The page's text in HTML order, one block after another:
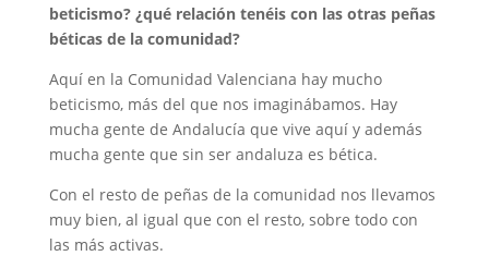
beticismo? ¿qué relación tenéis con las otras peñas
béticas de la comunidad?
Aquí en la Comunidad Valenciana hay mucho
beticismo, más del que nos imaginábamos. Hay
mucha gente de Andalucía que vive aquí y además
mucha gente que sin ser andaluza es bética.
Con el resto de peñas de la comunidad nos llevamos
muy bien, al igual que con el resto, sobre todo con
las más activas.